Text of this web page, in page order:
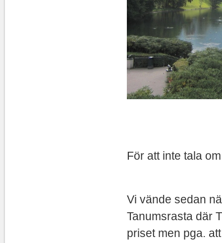
För att
Vi vände sedan
Tanumsrasta där
priset men pga.